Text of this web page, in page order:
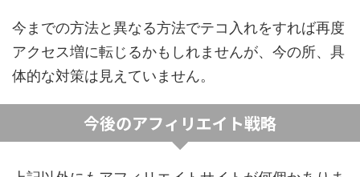
今までの方法と異なる方法でテコ入れをすれば再度
アクセス増に転じるかもしれませんが、今の所、具
体的な対策は見えていません。
今後のアフィリエイト戦略